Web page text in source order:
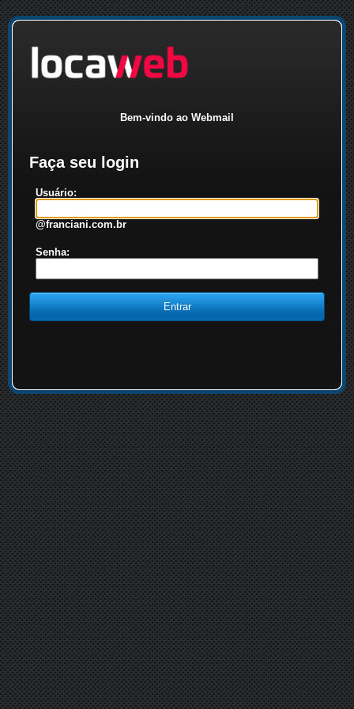
Bem-vindo ao Webmail
Faça seu login
Usuário:
@franciani.com.br
Senha: